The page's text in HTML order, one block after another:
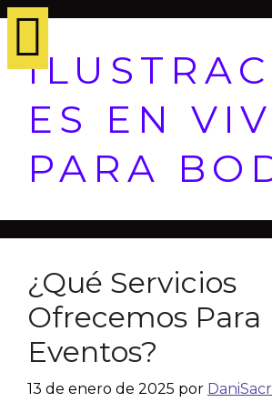
ES EN
PARA
¿Qué Servicios
Ofrecemos Para
Eventos?
13 de enero de 2025 por